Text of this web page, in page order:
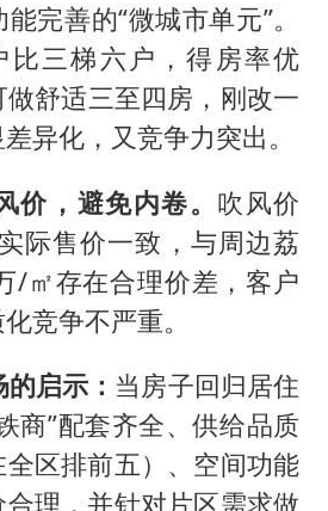
完善的“微城市单元”。
比三梯六户，得房率优
舒适三至四房，刚改一
异化，又竞争力突出。
价，避免内卷。 吹风价
际售价一致，与周边荔
/㎡存在合理价差，客户
竞争不严重。
启示： 当房子回归居住
商”配套齐全、供给品质
区排前五）、空间功能
理，并针对片区需求做